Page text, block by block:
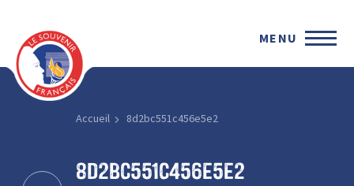
MENU
Accueil 8d2bc551c456e5e2
8d2bc551c456e5e2